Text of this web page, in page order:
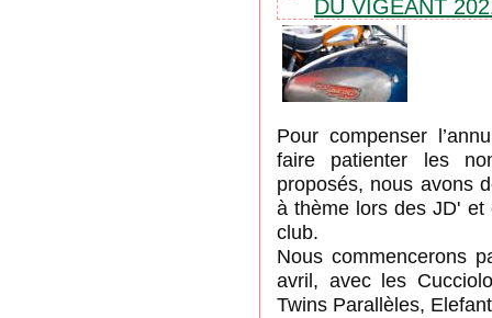
DU VIGEANT
Pour compenser
faire patienter les
proposés, nous avons
à thème lors des JD' et
club.
Nous commencerons
avril, avec les
Twins Parallèles,